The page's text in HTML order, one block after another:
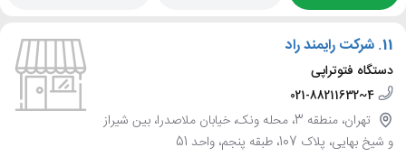
11. شرکت رایمند راد
دستگاه فتوتراپی
021-88211632~4
تهران، منطقه 3، محله ونک، خیابان ملاصدرا، بین شیراز
و شیخ بهایی، پلاک 107، طبقه پنجم، واحد 51